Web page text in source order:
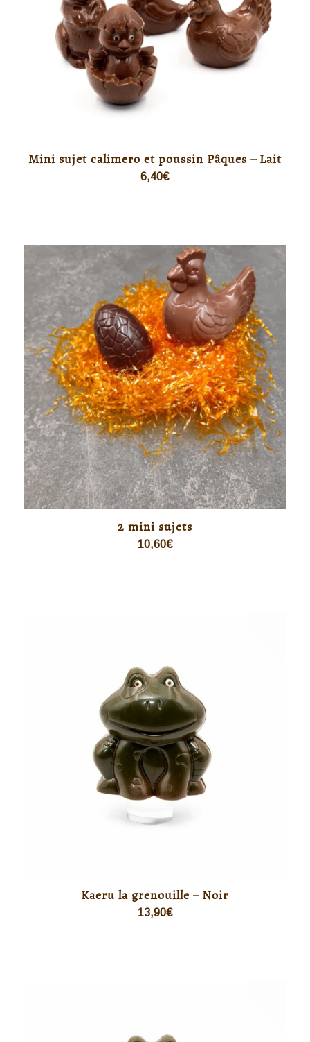
Mini sujet calimero et poussin Pâques – Lait
6,40€
2 mini sujets
10,60€
Kaeru la grenouille – Noir
13,90€